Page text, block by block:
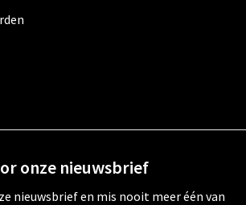
onze nieuwsbrief
nieuwsbrief en mis nooit meer één van